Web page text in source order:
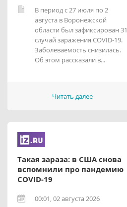
В период с 27 июля по 2
августа в Воронежской
области был зафиксирован 31
случай заражения COVID-19.
Заболеваемость снизилась.
Об этом рассказали в...
Читать далее
Такая зараза: в США снова
вспомнили про пандемию
COVID-19
00:01, 02 августа 2026